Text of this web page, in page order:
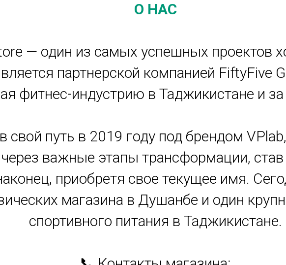
О НАС
— один из самых успешных проектов
партнерской компанией FiftyFive
фитнес-индустрию в Таджикистане и за
свой путь в 2019 году под брендом
важные этапы трансформации, став
приобретя свое текущее имя.
магазина в Душанбе и один
спортивного питания в Таджикистане.